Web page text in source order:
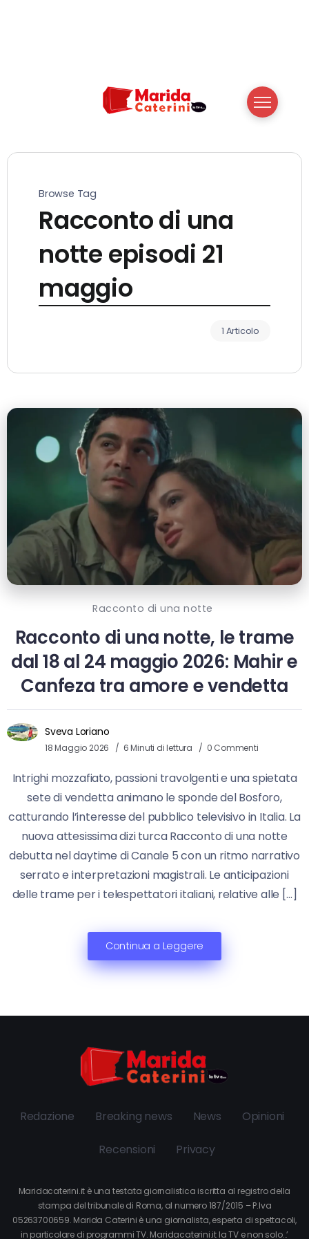
Browse Tag
Racconto di una
notte episodi 21
maggio
1 Articolo
Racconto di una notte
Racconto di una notte, le trame
dal 18 al 24 maggio 2026: Mahir e
Canfeza tra amore e vendetta
Sveva Loriano
18 Maggio 2026 6 Minuti di lettura 0 Commenti
Intrighi mozzafiato, passioni travolgenti e una spietata
sete di vendetta animano le sponde del Bosforo,
catturando l’interesse del pubblico televisivo in Italia. La
nuova attesissima dizi turca Racconto di una notte
debutta nel daytime di Canale 5 con un ritmo narrativo
serrato e interpretazioni magistrali. Le anticipazioni
delle trame per i telespettatori italiani, relative alle […]
Continua a Leggere
Redazione Breaking news News Opinioni
Recensioni Privacy
Maridacaterini.it è una testata giornalistica iscritta al registro della
stampa del tribunale di Roma, al numero 187/2015 – P.Iva
05263700659. Marida Caterini è una giornalista, esperta di spettacoli,
in particolare di programmi TV. Maridacaterini.it la TV e non solo…’